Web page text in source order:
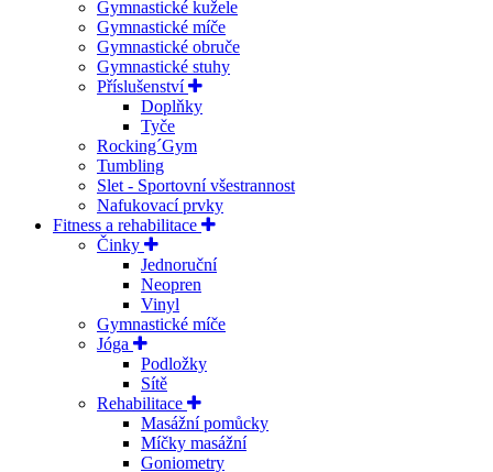
Gymnastické kužele
Gymnastické míče
Gymnastické obruče
Gymnastické stuhy
Příslušenství
Doplňky
Tyče
Rocking´Gym
Tumbling
Slet - Sportovní všestrannost
Nafukovací prvky
Fitness a rehabilitace
Činky
Jednoruční
Neopren
Vinyl
Gymnastické míče
Jóga
Podložky
Sítě
Rehabilitace
Masážní pomůcky
Míčky masážní
Goniometry